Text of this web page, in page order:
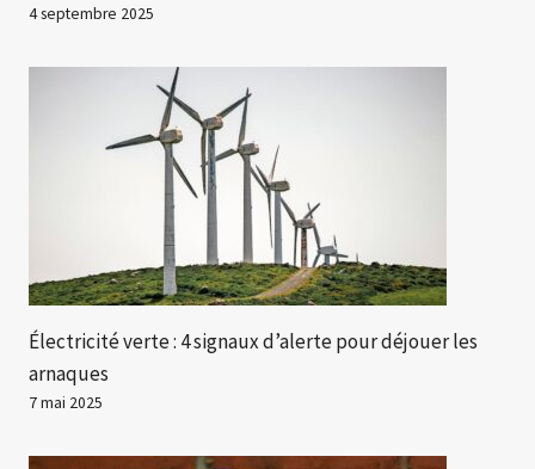
4 septembre 2025
Électricité verte : 4 signaux d’alerte pour déjouer les
arnaques
7 mai 2025